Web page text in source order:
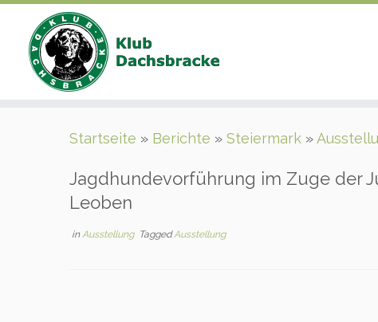
Startseite » Berichte » Steiermark »
Jagdhundevorführung im Zuge der
Leoben
inAusstellung TaggedAusstellung